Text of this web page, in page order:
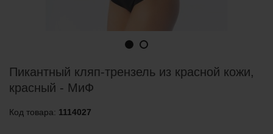
Пикантный кляп-трензель из красной кожи,
красный - МиФ
Код товара: 1114027